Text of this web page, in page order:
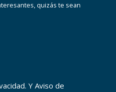
quizás te sean
Y Aviso de